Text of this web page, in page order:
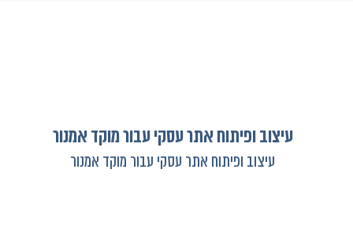
עיצוב ופיתוח אתר עסקי עבור מוקד אמנור
עיצוב ופיתוח אתר עסקי עבור מוקד אמנור